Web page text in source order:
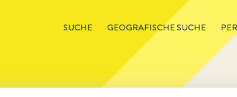
SUCHE GEOGRAFISCHE SUCHE